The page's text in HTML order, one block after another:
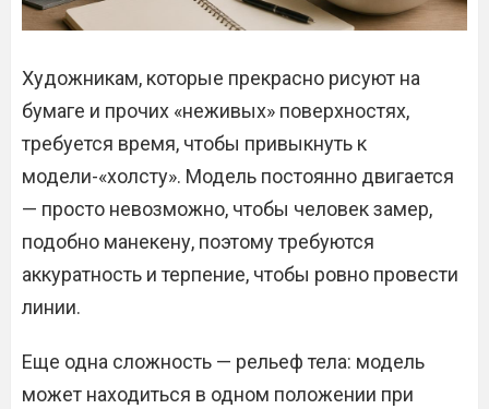
Художникам, которые прекрасно рисуют на
бумаге и прочих «неживых» поверхностях,
требуется время, чтобы привыкнуть к
модели-«холсту». Модель постоянно двигается
— просто невозможно, чтобы человек замер,
подобно манекену, поэтому требуются
аккуратность и терпение, чтобы ровно провести
линии.
Еще одна сложность — рельеф тела: модель
может находиться в одном положении при